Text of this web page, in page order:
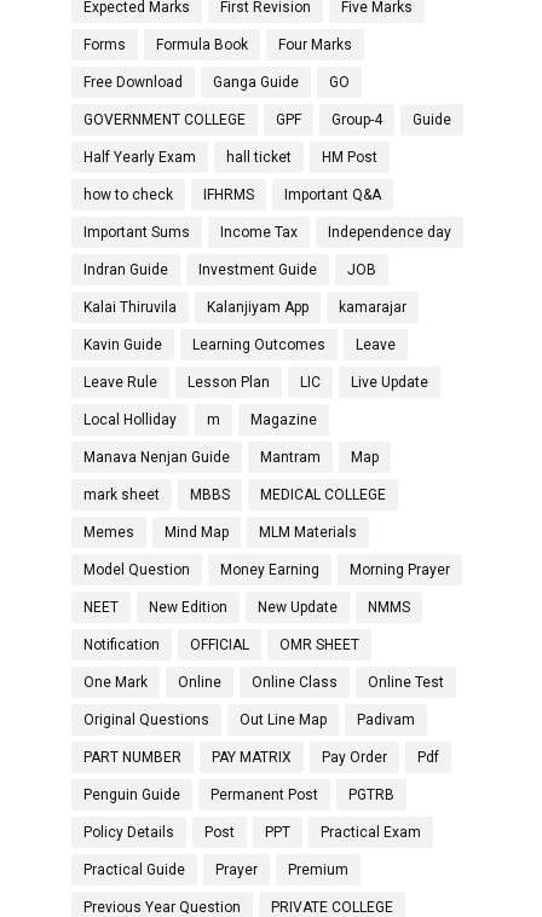
Expected Marks First Revision Five Marks
Forms Formula Book Four Marks
Free Download Ganga Guide GO
GOVERNMENT COLLEGE GPF Group-4 Guide
Half Yearly Exam hall ticket HM Post
how to check IFHRMS Important Q&A
Important Sums Income Tax Independence day
Indran Guide Investment Guide JOB
Kalai Thiruvila Kalanjiyam App kamarajar
Kavin Guide Learning Outcomes Leave
Leave Rule Lesson Plan LIC Live Update
Local Holliday m Magazine
Manava Nenjan Guide Mantram Map
mark sheet MBBS MEDICAL COLLEGE
Memes Mind Map MLM Materials
Model Question Money Earning Morning Prayer
NEET New Edition New Update NMMS
Notification OFFICIAL OMR SHEET
One Mark Online Online Class Online Test
Original Questions Out Line Map Padivam
PART NUMBER PAY MATRIX Pay Order Pdf
Penguin Guide Permanent Post PGTRB
Policy Details Post PPT Practical Exam
Practical Guide Prayer Premium
Previous Year Question PRIVATE COLLEGE